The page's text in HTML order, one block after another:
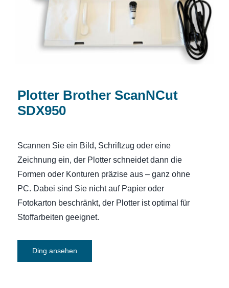
Plotter Brother ScanNCut
SDX950
Scannen Sie ein Bild, Schriftzug oder eine
Zeichnung ein, der Plotter schneidet dann die
Formen oder Konturen präzise aus – ganz ohne
PC. Dabei sind Sie nicht auf Papier oder
Fotokarton beschränkt, der Plotter ist optimal für
Stoffarbeiten geeignet.
Ding ansehen